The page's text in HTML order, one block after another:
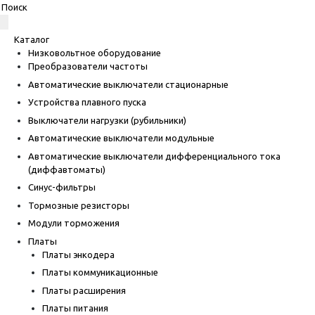
Каталог
Низковольтное оборудование
Преобразователи частоты
Автоматические выключатели стационарные
Устройства плавного пуска
Выключатели нагрузки (рубильники)
Автоматические выключатели модульные
Автоматические выключатели дифференциального тока
(диффавтоматы)
Синус-фильтры
Тормозные резисторы
Модули торможения
Платы
Платы энкодера
Платы коммуникационные
Платы расширения
Платы питания